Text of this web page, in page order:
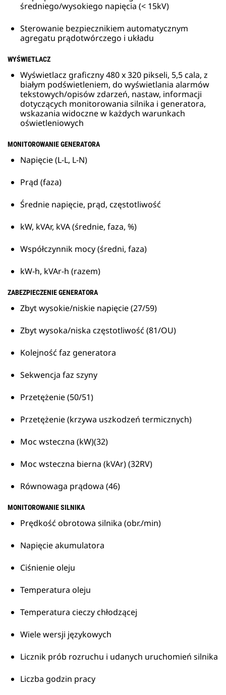
średniego/wysokiego napięcia (< 15kV)
Sterowanie bezpiecznikiem automatycznym
agregatu prądotwórczego i układu
WYŚWIETLACZ
Wyświetlacz graficzny 480 x 320 pikseli, 5,5 cala, z
białym podświetleniem, do wyświetlania alarmów
tekstowych/opisów zdarzeń, nastaw, informacji
dotyczących monitorowania silnika i generatora,
wskazania widoczne w każdych warunkach
oświetleniowych
MONITOROWANIE GENERATORA
Napięcie (L-L, L-N)
Prąd (faza)
Średnie napięcie, prąd, częstotliwość
kW, kVAr, kVA (średnie, faza, %)
Współczynnik mocy (średni, faza)
kW-h, kVAr-h (razem)
ZABEZPIECZENIE GENERATORA
Zbyt wysokie/niskie napięcie (27/59)
Zbyt wysoka/niska częstotliwość (81/OU)
Kolejność faz generatora
Sekwencja faz szyny
Przetężenie (50/51)
Przetężenie (krzywa uszkodzeń termicznych)
Moc wsteczna (kW)(32)
Moc wsteczna bierna (kVAr) (32RV)
Równowaga prądowa (46)
MONITOROWANIE SILNIKA
Prędkość obrotowa silnika (obr./min)
Napięcie akumulatora
Ciśnienie oleju
Temperatura oleju
Temperatura cieczy chłodzącej
Wiele wersji językowych
Licznik prób rozruchu i udanych uruchomień silnika
Liczba godzin pracy